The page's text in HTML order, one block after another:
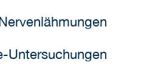
Untersuchungen